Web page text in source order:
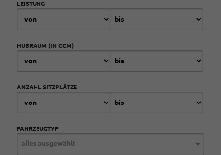
LEISTUNG
HUBRAUM (IN CCM)
ANZAHL SITZPLÄTZE
FAHRZEUGTYP
alles ausgewählt